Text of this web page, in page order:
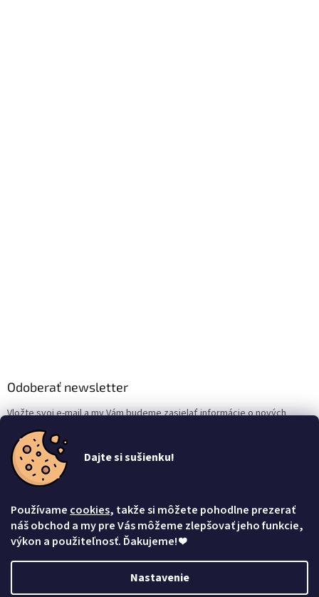
Dajte si sušienku!
Používame cookies, takže si môžete pohodlne prezerať
náš obchod a my pre Vás môžeme zlepšovať jeho funkcie,
výkon a použiteľnosť. Ďakujeme!❤
Nastavenie
Odoberať newsletter
Vložte svoj e-mail a my Vám budeme zasielať informácie o nových
produktoch na našom e-shope.
Email
Vložením e-mailu súhlasíte s
Prihlásiť sa
Vytvoril Shoptet